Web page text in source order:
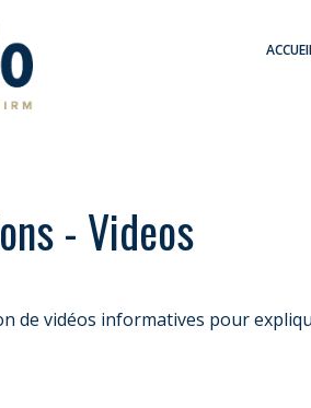
- Videos
de vidéos informatives pour